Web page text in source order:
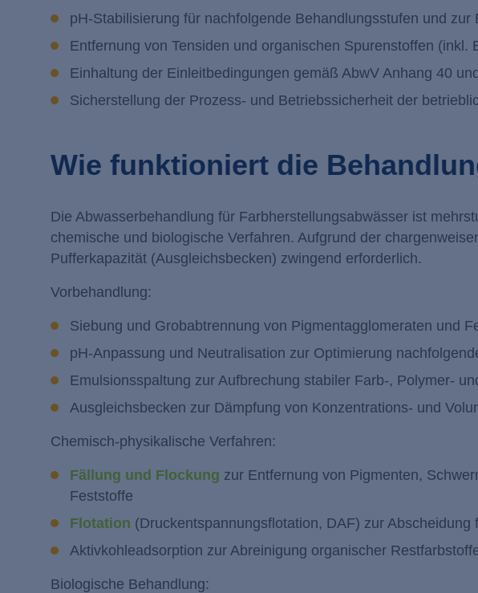
pH-Stabilisierung für nachfolgende Behandlungsstufen und zur
Entfernung von Tensiden und organischen Spurenstoffen (inkl.
Einhaltung der Einleitbedingungen gemäß AbwV Anhang 40
Sicherstellung der Prozess- und Betriebssicherheit der
Wie funktioniert die
Die Abwasserbehandlung für Farbherstellungsabwässer ist
chemische und biologische Verfahren. Aufgrund der
Pufferkapazität (Ausgleichsbecken) zwingend erforderlich.
Vorbehandlung:
Siebung und Grobabtrennung von Pigmentagglomeraten und
pH-Anpassung und Neutralisation zur Optimierung
Emulsionsspaltung zur Aufbrechung stabiler Farb-, Polymer-
Ausgleichsbecken zur Dämpfung von Konzentrations- und
Chemisch-physikalische Verfahren:
Fällung und Flockung zur Entfernung von Pigmenten,
Feststoffe
Flotation (Druckentspannungsflotation, DAF) zur
Aktivkohleadsorption zur Abreinigung organischer
Biologische Behandlung: